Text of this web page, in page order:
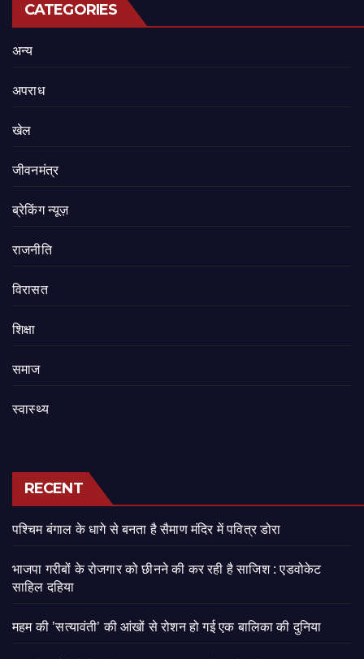
CATEGORIES
अन्य
अपराध
खेल
जीवनमंत्र
ब्रेकिंग न्यूज़
राजनीति
‍‍विरासत
शिक्षा
समाज
स्वास्थ्य
RECENT
पश्चिम बंगाल के धागे से बनता है सैमाण मंदिर में पवित्र डोरा
भाजपा गरीबों के रोजगार को छीनने की कर रही है साजिश : एडवोकेट
साहिल दहिया
महम की ’सत्यावंती’ की आंखों से रोशन हो गई एक बालिका की दुनिया